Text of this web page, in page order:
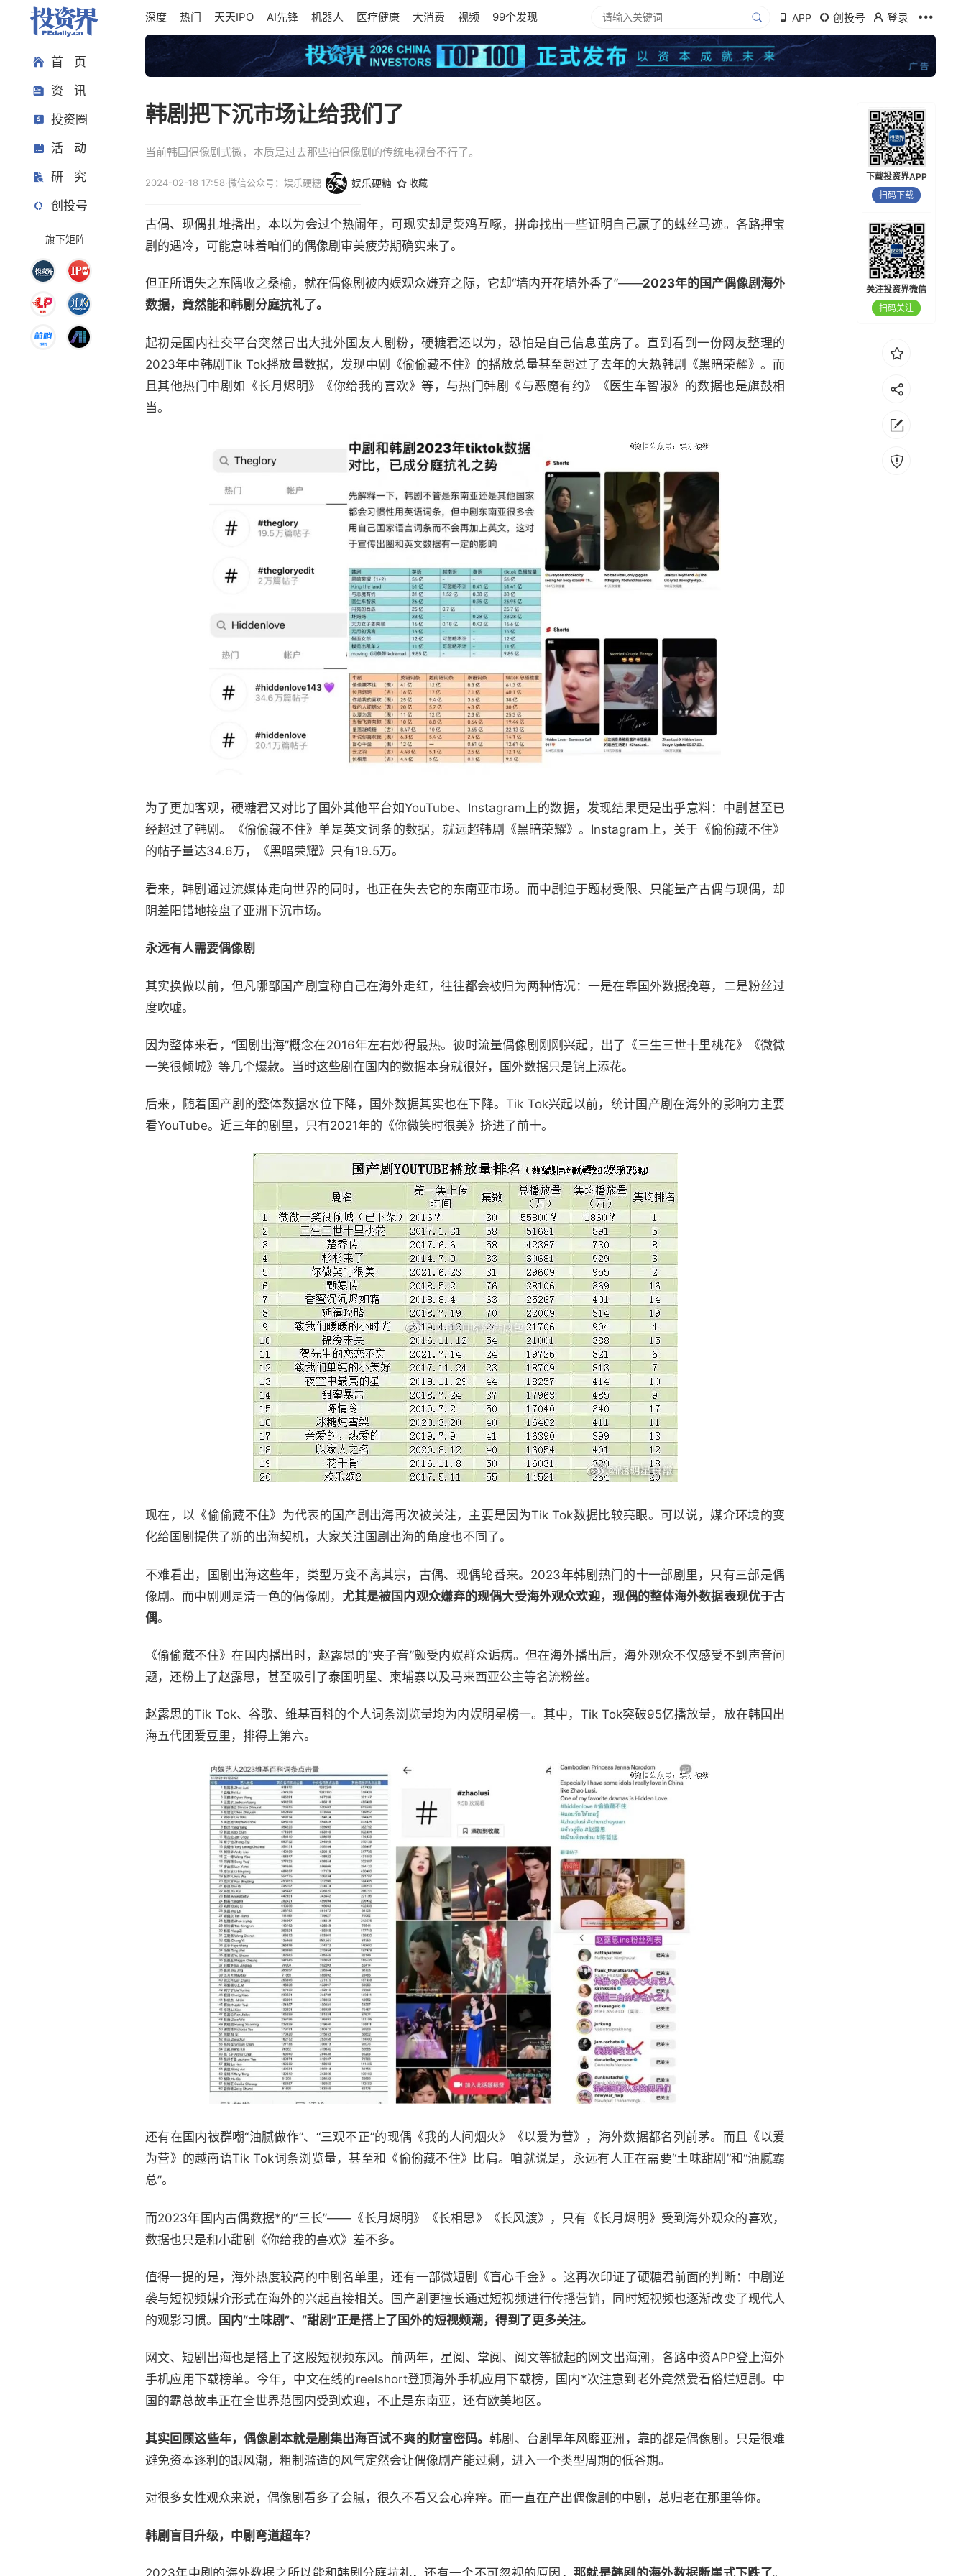
首 页
资 讯
投资圈
活 动
研 究
创投号
旗下矩阵
深度 热门 天天IPO AI先锋 机器人 医疗健康 大消费 视频 99个发现 APP 创投号 登录
韩剧把下沉市场让给我们了
当前韩国偶像剧式微，本质是过去那些拍偶像剧的传统电视台不行了。
2024-02-18 17:58·微信公众号：娱乐硬糖 娱乐硬糖 收藏
古偶、现偶扎堆播出，本以为会过个热闹年，可现实却是菜鸡互啄，拼命找出一些证明自己赢了的蛛丝马迹。各路押宝
剧的遇冷，可能意味着咱们的偶像剧审美疲劳期确实来了。
但正所谓失之东隅收之桑榆，就在偶像剧被内娱观众嫌弃之际，它却“墙内开花墙外香了”——2023年的国产偶像剧海外
数据，竟然能和韩剧分庭抗礼了。
起初是国内社交平台突然冒出大批外国友人剧粉，硬糖君还以为，恐怕是自己信息茧房了。直到看到一份网友整理的
2023年中韩剧Tik Tok播放量数据，发现中剧《偷偷藏不住》的播放总量甚至超过了去年的大热韩剧《黑暗荣耀》。而
且其他热门中剧如《长月烬明》《你给我的喜欢》等，与热门韩剧《与恶魔有约》《医生车智淑》的数据也是旗鼓相
当。
为了更加客观，硬糖君又对比了国外其他平台如YouTube、Instagram上的数据，发现结果更是出乎意料：中剧甚至已
经超过了韩剧。《偷偷藏不住》单是英文词条的数据，就远超韩剧《黑暗荣耀》。Instagram上，关于《偷偷藏不住》
的帖子量达34.6万，《黑暗荣耀》只有19.5万。
看来，韩剧通过流媒体走向世界的同时，也正在失去它的东南亚市场。而中剧迫于题材受限、只能量产古偶与现偶，却
阴差阳错地接盘了亚洲下沉市场。
永远有人需要偶像剧
其实换做以前，但凡哪部国产剧宣称自己在海外走红，往往都会被归为两种情况：一是在靠国外数据挽尊，二是粉丝过
度吹嘘。
因为整体来看，“国剧出海”概念在2016年左右炒得最热。彼时流量偶像剧刚刚兴起，出了《三生三世十里桃花》《微微
一笑很倾城》等几个爆款。当时这些剧在国内的数据本身就很好，国外数据只是锦上添花。
后来，随着国产剧的整体数据水位下降，国外数据其实也在下降。Tik Tok兴起以前，统计国产剧在海外的影响力主要
看YouTube。近三年的剧里，只有2021年的《你微笑时很美》挤进了前十。
现在，以《偷偷藏不住》为代表的国产剧出海再次被关注，主要是因为Tik Tok数据比较亮眼。可以说，媒介环境的变
化给国剧提供了新的出海契机，大家关注国剧出海的角度也不同了。
不难看出，国剧出海这些年，类型万变不离其宗，古偶、现偶轮番来。2023年韩剧热门的十一部剧里，只有三部是偶
像剧。而中剧则是清一色的偶像剧， 尤其是被国内观众嫌弃的现偶大受海外观众欢迎，现偶的整体海外数据表现优于古
偶。
《偷偷藏不住》在国内播出时，赵露思的“夹子音”颇受内娱群众诟病。但在海外播出后，海外观众不仅感受不到声音问
题，还粉上了赵露思，甚至吸引了泰国明星、柬埔寨以及马来西亚公主等名流粉丝。
赵露思的Tik Tok、谷歌、维基百科的个人词条浏览量均为内娱明星榜一。其中，Tik Tok突破95亿播放量，放在韩国出
海五代团爱豆里，排得上第六。
还有在国内被群嘲“油腻做作”、“三观不正”的现偶《我的人间烟火》《以爱为营》，海外数据都名列前茅。而且《以爱
为营》的越南语Tik Tok词条浏览量，甚至和《偷偷藏不住》比肩。咱就说是，永远有人正在需要“土味甜剧”和“油腻霸
总”。
而2023年国内古偶数据*的“三长”——《长月烬明》《长相思》《长风渡》，只有《长月烬明》受到海外观众的喜欢，
数据也只是和小甜剧《你给我的喜欢》差不多。
值得一提的是，海外热度较高的中剧名单里，还有一部微短剧《盲心千金》。这再次印证了硬糖君前面的判断：中剧逆
袭与短视频媒介形式在海外的兴起直接相关。国产剧更擅长通过短视频进行传播营销，同时短视频也逐渐改变了现代人
的观影习惯。
国内“土味剧”、“甜剧”正是搭上了国外的短视频潮，得到了更多关注。
网文、短剧出海也是搭上了这股短视频东风。前两年，星阅、掌阅、阅文等掀起的网文出海潮，各路中资APP登上海外
手机应用下载榜单。今年，中文在线的reelshort登顶海外手机应用下载榜，国内*次注意到老外竟然爱看俗烂短剧。中
国的霸总故事正在全世界范围内受到欢迎，不止是东南亚，还有欧美地区。
其实回顾这些年，偶像剧本就是剧集出海百试不爽的财富密码。韩剧、台剧早年风靡亚洲，靠的都是偶像剧。只是很难
避免资本逐利的跟风潮，粗制滥造的风气定然会让偶像剧产能过剩，进入一个类型周期的低谷期。
对很多女性观众来说，偶像剧看多了会腻，很久不看又会心痒痒。而一直在产出偶像剧的中剧，总归老在那里等你。
韩剧盲目升级，中剧弯道超车？
2023年中剧的海外数据之所以能和韩剧分庭抗礼，还有一个不可忽视的原因， 那就是韩剧的海外数据断崖式下跌了。
下载投资界APP
扫码下载
关注投资界微信
扫码关注